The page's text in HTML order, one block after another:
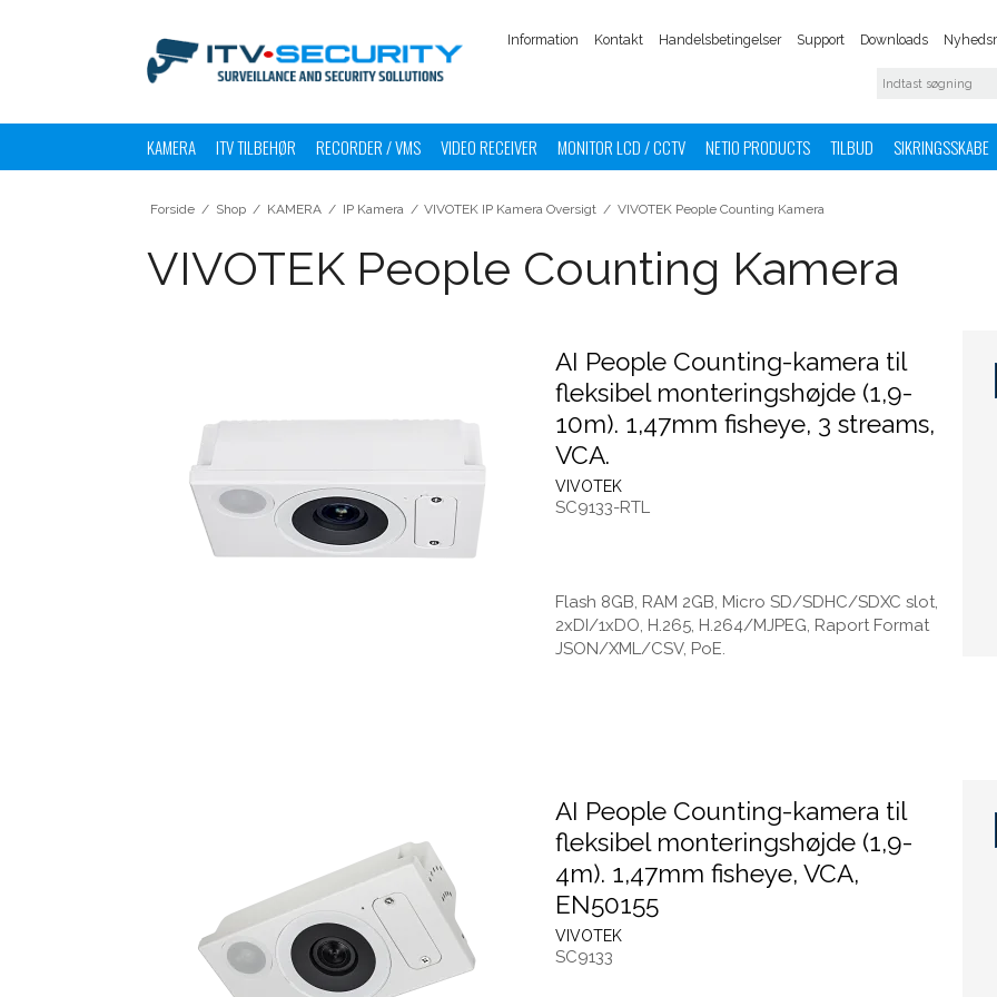
Information Kontakt Handelsbetingelser Support Downloads
KAMERA ITV TILBEHØR RECORDER / VMS VIDEO RECEIVER MONITOR LCD / CCTV NETIO PRODUCTS TILBUD SIKRINGSSKABE
Forside / Shop / KAMERA / IP Kamera / VIVOTEK IP Kamera Oversigt / VIVOTEK People Counting Kamera
VIVOTEK People Counting Kamera
AI People Counting-kamera til
fleksibel monteringshøjde (1,9-
10m). 1,47mm fisheye, 3 streams,
VCA.
VIVOTEK
SC9133-RTL
Flash 8GB, RAM 2GB, Micro SD/SDHC/SDXC slot,
2xDI/1xDO, H.265, H.264/MJPEG, Raport Format
JSON/XML/CSV, PoE.
AI People Counting-kamera til
fleksibel monteringshøjde (1,9-
4m). 1,47mm fisheye, VCA,
EN50155
VIVOTEK
SC9133